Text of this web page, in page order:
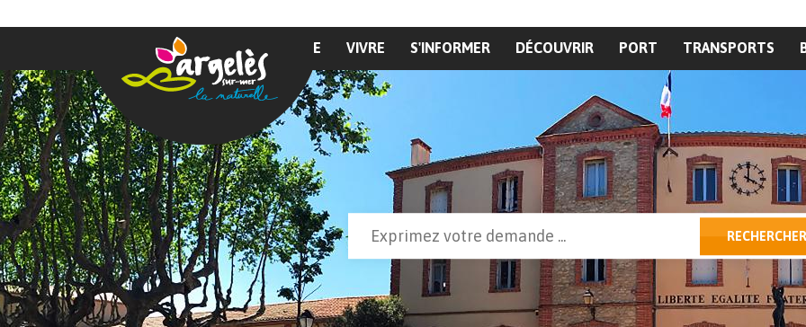
MAIRIE VIVRE S'INFORMER DÉCOUVRIR PORT TRANSPORTS
Formulaire de recherche RECHERCHER